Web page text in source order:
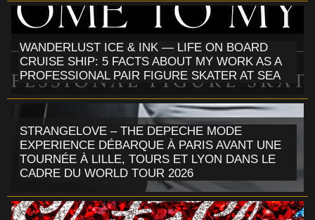
WANDERLUST ICE & INK — LIFE ON BOARD
CRUISE SHIP: 5 FACTS ABOUT MY WORK AS A
PROFESSIONAL PAIR FIGURE SKATER AT SEA
STRANGELOVE – THE DEPECHE MODE
EXPERIENCE DÉBARQUE À PARIS AVANT UNE
TOURNÉE À LILLE, TOURS ET LYON DANS LE
CADRE DU WORLD TOUR 2026